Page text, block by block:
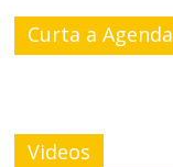
Curta a Agenda
Videos